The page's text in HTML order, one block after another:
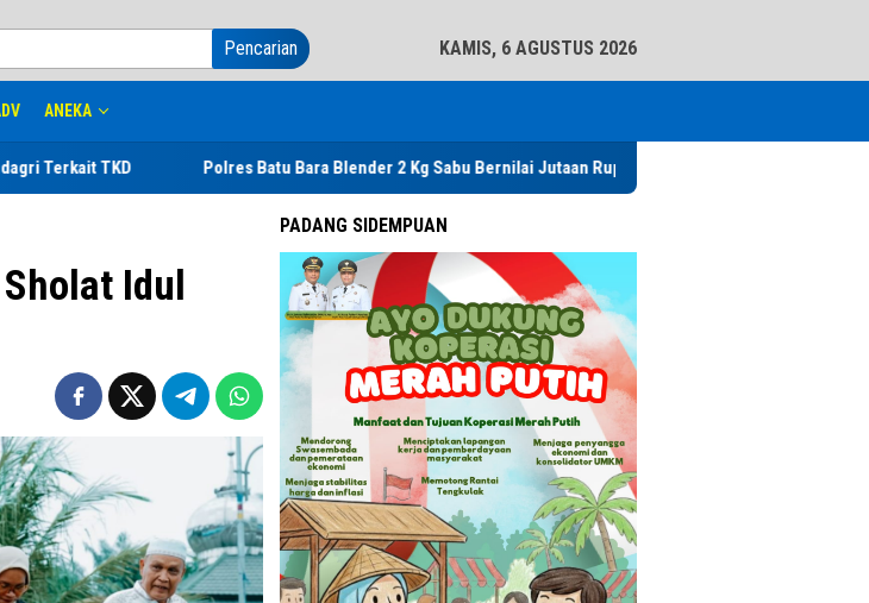
Pencarian KAMIS, 6 AGUSTUS 2026
ANEKA
Polres Batu Bara Blender 2 Kg Sabu Bernilai Jutaan Rupiah, Kapolres Ajak Warga Tabuh Genderang
Idul
PADANG SIDEMPUAN